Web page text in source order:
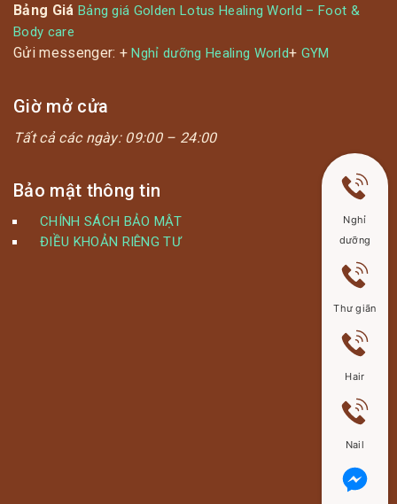
Bảng Giá Bảng giá Golden Lotus Healing World – Foot &
Body care
Gửi messenger: +Nghỉ dưỡng Healing World+ GYM
Giờ mở cửa
Tất cả các ngày: 09:00 – 24:00
Bảo mật thông tin
CHÍNH SÁCH BẢO MẬT
ĐIỀU KHOẢN RIÊNG TƯ
Nghỉ
dưỡng
Thư giãn
Hair
Nail